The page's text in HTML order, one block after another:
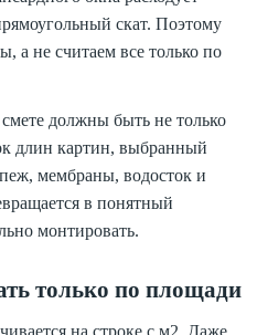
скат. Поэтому
а не считаем все только по
должны быть не только
длин картин, выбранный
мембраны, водосток и
в понятный
монтировать.
только по площади
на строке с м2. Даже